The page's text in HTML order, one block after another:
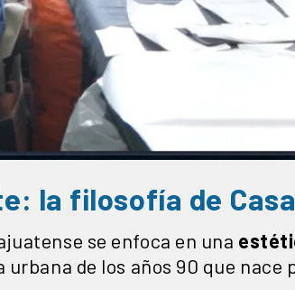
la filosofía de
se enfoca en una
urbana de los años 90 que